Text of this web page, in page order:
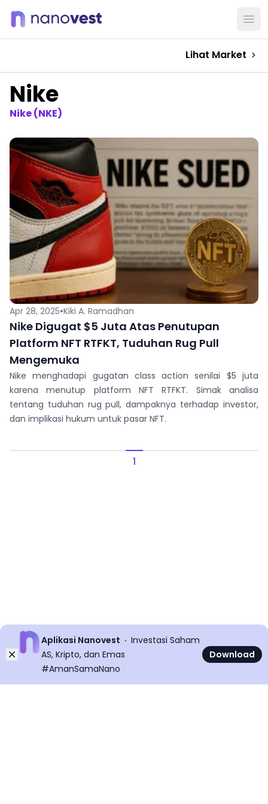
Lihat Market
Nike
Nike (NKE)
Apr 28, 2025•Kiki A. Ramadhan
Nike Digugat $5 Juta Atas Penutupan
Platform NFT RTFKT, Tuduhan Rug Pull
Mengemuka
Nike menghadapi gugatan class action senilai $5 juta
karena menutup platform NFT RTFKT. Simak analisa
tentang tuduhan rug pull, dampaknya terhadap investor,
dan implikasi hukum untuk pasar NFT.
1
Dismiss
Aplikasi Nanovest
Investasi Saham
AS, Kripto, dan Emas
#AmanSamaNano
Download